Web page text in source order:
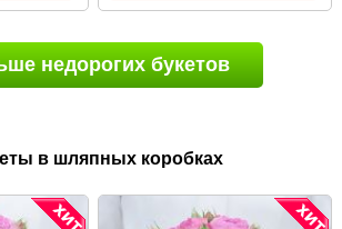
недорогих букетов
в шляпных коробках